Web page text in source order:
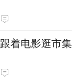
跟着电影逛市集